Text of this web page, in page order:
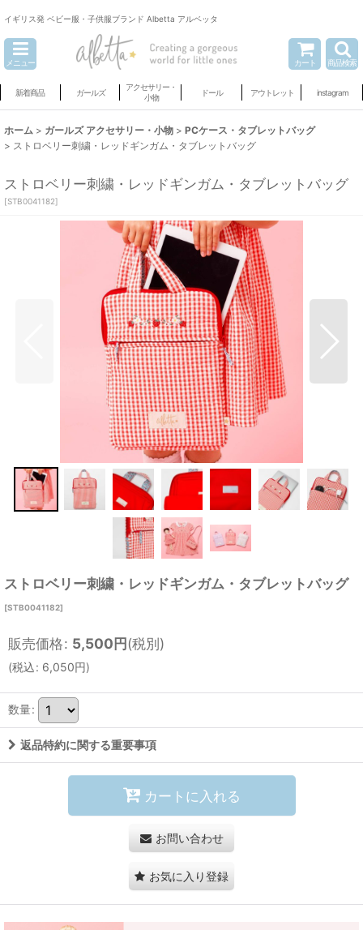
イギリス発 ベビー服・子供服ブランド Albetta アルベッタ
メニュー カート 商品検索
新着商品 ガールズ
アクセサリー・
小物
ドール アウトレット instagram
ホーム > ガールズ アクセサリー・小物 > PCケース・タブレットバッグ
> ストロベリー刺繍・レッドギンガム・タブレットバッグ
ストロベリー刺繍・レッドギンガム・タブレットバッグ
[STB0041182]
ストロベリー刺繍・レッドギンガム・タブレットバッグ
[STB0041182]
販売価格: 5,500円(税別)
(税込: 6,050円)
数量:
返品特約に関する重要事項
カートに入れる
お問い合わせ
お気に入り登録